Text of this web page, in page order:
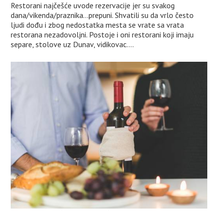
Restorani najčešće uvode rezervacije jer su svakog
dana/vikenda/praznika…prepuni. Shvatili su da vrlo često
ljudi dođu i zbog nedostatka mesta se vrate sa vrata
restorana nezadovoljni. Postoje i oni restorani koji imaju
separe, stolove uz Dunav, vidikovac….